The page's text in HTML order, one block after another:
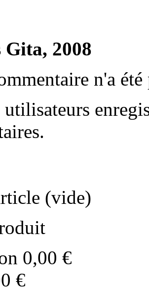
2008
n'a
utilisateurs
(vide)
0,00 €
€